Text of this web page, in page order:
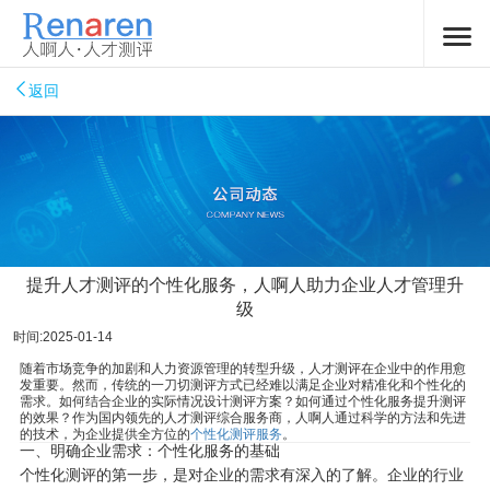
返回
提升人才测评的个性化服务，人啊人助力企业人才管理升
级
时间:2025-01-14
随着市场竞争的加剧和人力资源管理的转型升级，人才测评在企业中的作用愈
发重要。然而，传统的一刀切测评方式已经难以满足企业对精准化和个性化的
需求。如何结合企业的实际情况设计测评方案？如何通过个性化服务提升测评
的效果？作为国内领先的人才测评综合服务商，人啊人通过科学的方法和先进
的技术，为企业提供全方位的个性化测评服务 。
一、明确企业需求：个性化服务的基础
个性化测评的第一步，是对企业的需求有深入的了解。企业的行业